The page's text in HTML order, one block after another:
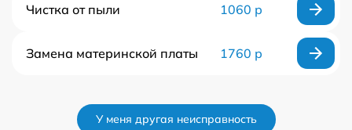
Чистка от пыли 1060 р
Замена материнской платы 1760 р
У меня другая неисправность